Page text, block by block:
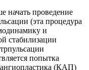
начать проведение
(эта процедура
и
стабилизации
попытка
(КАП)